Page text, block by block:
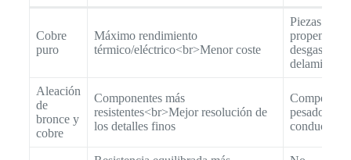
Cobre
puro
Máximo rendimiento
térmico/eléctrico<br>Menor coste
Piezas
propensas al
Aleación
de
bronce y
cobre
Componentes más
resistentes<br>Mejor resolución de
los detalles finos